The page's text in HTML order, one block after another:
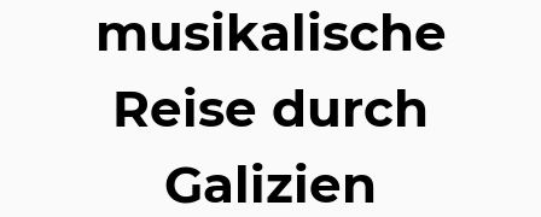
musikalische
Reise durch
Galizien